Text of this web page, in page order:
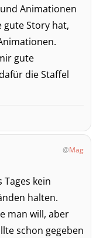
Animationen
gute Story hat,
gute
die Staffel
Mag
Tages kein
halten.
man will, aber
schon gegeben